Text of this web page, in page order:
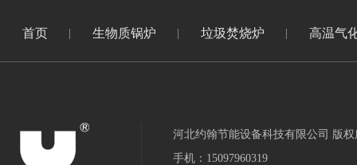
首页 生物质锅炉 垃圾焚烧炉 高温气
河北约翰节能设备科技有限公司 版权
手机：15097960319